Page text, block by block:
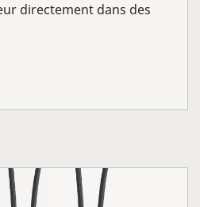
directement dans des